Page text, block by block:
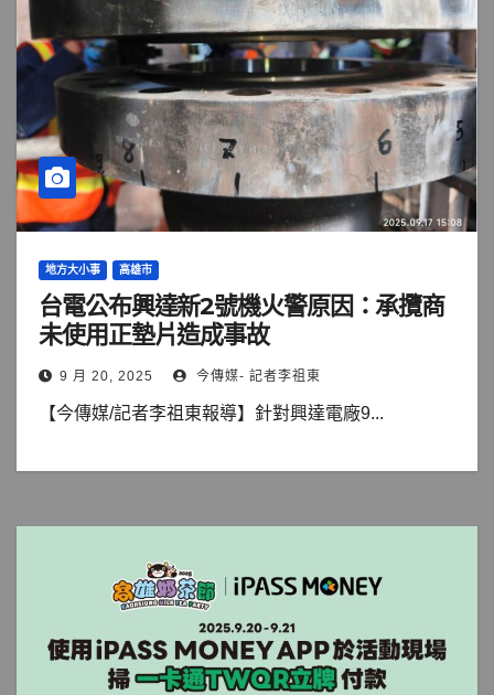
地方大小事 高雄市
台電公布興達新2號機火警原因：承攬商
未使用正墊片造成事故
9 月 20, 2025 今傳媒- 記者李祖東
【今傳媒/記者李祖東報導】針對興達電廠9...